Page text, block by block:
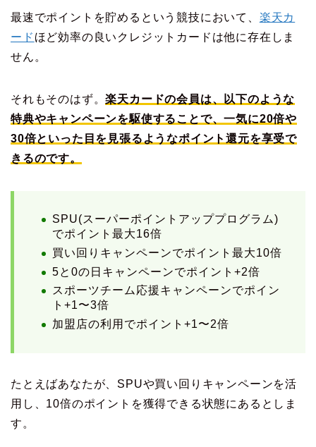
最速でポイントを貯めるという競技において、 楽天カ
ード ほど効率の良いクレジットカードは他に存在しま
せん。
それもそのはず。楽天カードの会員は、以下のような
特典やキャンペーンを駆使することで、一気に20倍や
30倍といった目を見張るようなポイント還元を享受で
きるのです。
SPU(スーパーポイントアッププログラム)
でポイント最大16倍
買い回りキャンペーンでポイント最大10倍
5と0の日キャンペーンでポイント+2倍
スポーツチーム応援キャンペーンでポイン
ト+1〜3倍
加盟店の利用でポイント+1〜2倍
たとえばあなたが、SPUや買い回りキャンペーンを活
用し、10倍のポイントを獲得できる状態にあるとしま
す。